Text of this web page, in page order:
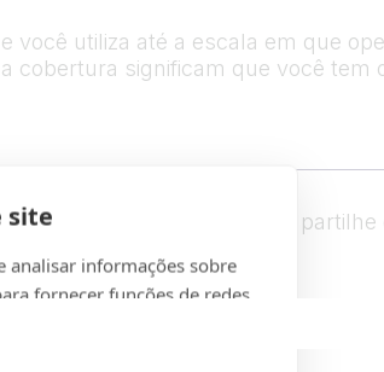
site
analisar informações sobre
fornecer funções de redes
utiliza até a escala em que
cobertura significam que você tem